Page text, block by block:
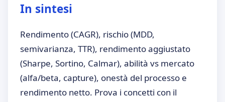
In sintesi
Rendimento (CAGR), rischio (MDD,
semivarianza, TTR), rendimento aggiustato
(Sharpe, Sortino, Calmar), abilità vs mercato
(alfa/beta, capture), onestà del processo e
rendimento netto. Prova i concetti con il